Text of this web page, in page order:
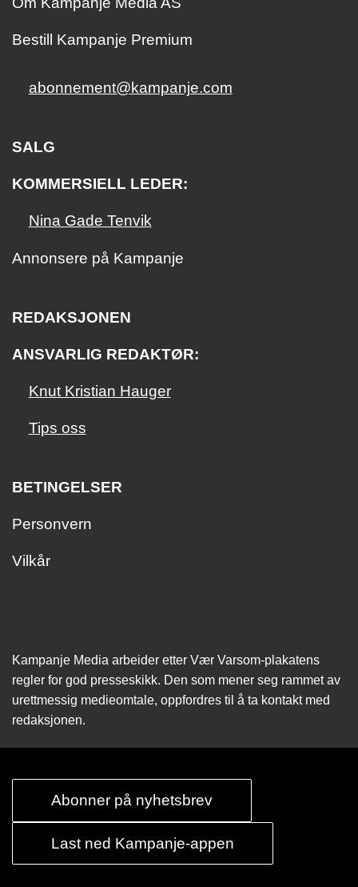
Bestill Kampanje Premium
abonnement@kampanje.com
SALG
KOMMERSIELL LEDER:
Nina Gade Tenvik
Annonsere på Kampanje
REDAKSJONEN
ANSVARLIG REDAKTØR:
Knut Kristian Hauger
Tips oss
BETINGELSER
Personvern
Vilkår
Kampanje Media arbeider etter Vær Varsom-plakatens
regler for god presseskikk. Den som mener seg rammet av
urettmessig medie­omtale, oppfordres til å ta kontakt med
redaksjonen.
Abonner på nyhetsbrev
Last ned Kampanje-appen